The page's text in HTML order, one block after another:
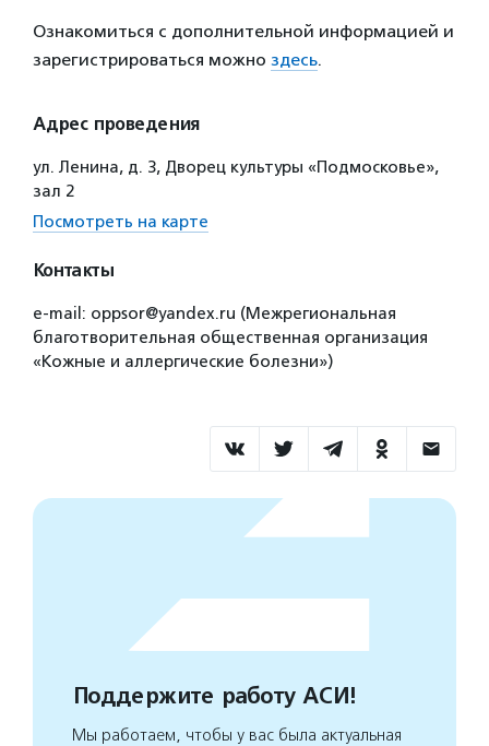
Ознакомиться с дополнительной информацией и
зарегистрироваться можно здесь.
Адрес проведения
ул. Ленина, д. 3, Дворец культуры «Подмосковье»,
зал 2
Посмотреть на карте
Контакты
е-mail: oppsor@yandex.ru (Межрегиональная
благотворительная общественная организация
«Кожные и аллергические болезни»)
Поддержите работу АСИ!
Мы работаем, чтобы у вас была актуальная